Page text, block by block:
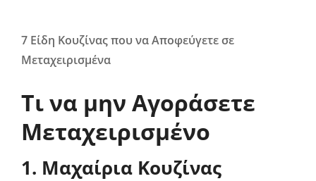
7 Είδη Κουζίνας που να Αποφεύγετε σε
Μεταχειρισμένα
Τι να μην Αγοράσετε
Μεταχειρισμένο
1. Μαχαίρια Κουζίνας